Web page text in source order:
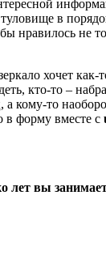
в
нравилось не
хочет как-
кто-то –
а кому-то
в форму вместе с
лет вы